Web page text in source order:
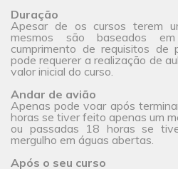
Duração
Apesar de os cursos terem
mesmos são baseados
cumprimento de requisitos de
pode requerer a realização de
valor inicial do curso.
Andar de avião
Apenas pode voar após
horas se tiver feito apenas um
ou passadas 18 horas se
mergulho em águas abertas.
Após o seu curso